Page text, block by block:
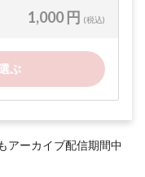
1,000 円 (税込)
ぶ
アーカイブ配信期間中